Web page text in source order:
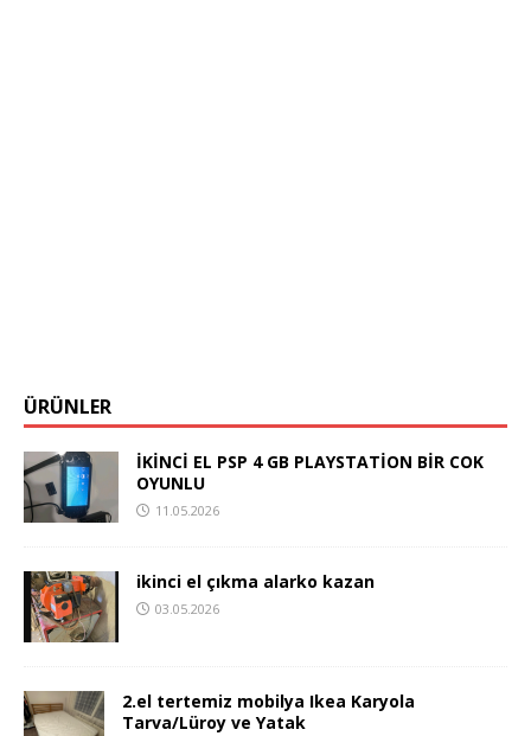
ÜRÜNLER
İKİNCİ EL PSP 4 GB PLAYSTATİON BİR COK
OYUNLU
11.05.2026
ikinci el çıkma alarko kazan
03.05.2026
2.el tertemiz mobilya Ikea Karyola
Tarva/Lüroy ve Yatak